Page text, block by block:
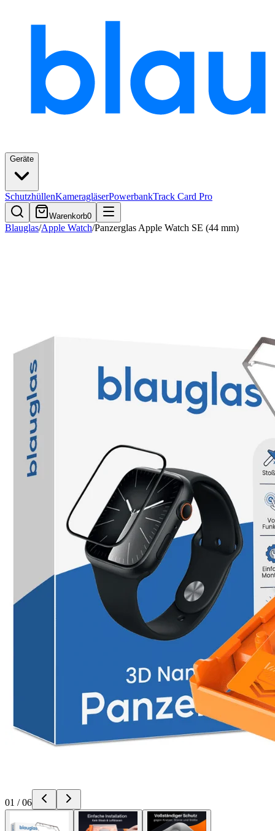
Geräte
SchutzhüllenKameragläserPowerbankTrack Card Pro
Warenkorb0
Blauglas/Apple Watch/Panzerglas Apple Watch SE (44 mm)
01 /06